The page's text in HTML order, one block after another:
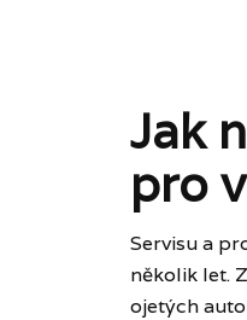
Jak
pro
Servisu a
několik let.
ojetých